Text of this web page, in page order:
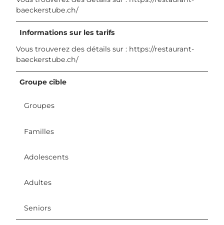
baeckerstube.ch/
Informations sur les tarifs
Vous trouverez des détails sur : https://restaurant-
baeckerstube.ch/
Groupe cible
Groupes
Familles
Adolescents
Adultes
Seniors